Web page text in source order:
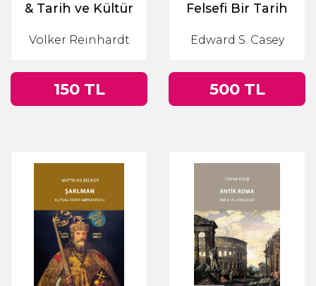
& Tarih ve Kültür
Volker Reinhardt
150 TL
Felsefi Bir Tarih
Edward S. Casey
500 TL